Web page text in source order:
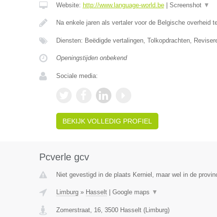
Website: http://www.language-world.be| Screenshot ▼
Na enkele jaren als vertaler voor de Belgische overheid
Diensten: Beëdigde vertalingen, Tolkopdrachten,
Openingstijden onbekend
Sociale media:
BEKIJK VOLLEDIG PROFIEL
Pcverle gcv
Niet gevestigd in de plaats Kerniel, maar wel in de
Limburg» Hasselt| Google maps ▼
Zomerstraat, 16, 3500 Hasselt(Limburg)